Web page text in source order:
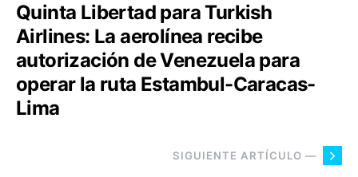
Quinta Libertad para Turkish
Airlines: La aerolínea recibe
autorización de Venezuela para
operar la ruta Estambul-Caracas-
Lima
SIGUIENTE ARTÍCULO —